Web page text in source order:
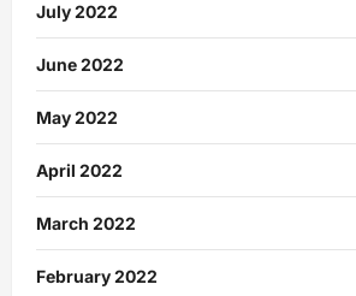
July 2022
June 2022
May 2022
April 2022
March 2022
February 2022